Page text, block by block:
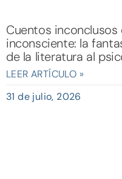
Cuentos inconclusos
inconsciente: la
de la literatura al
LEER ARTÍCULO »
31 de julio, 2026